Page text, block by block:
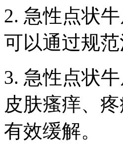
2. 急性点状
可以通过规
3. 急性点状
皮肤瘙痒、
有效缓解。